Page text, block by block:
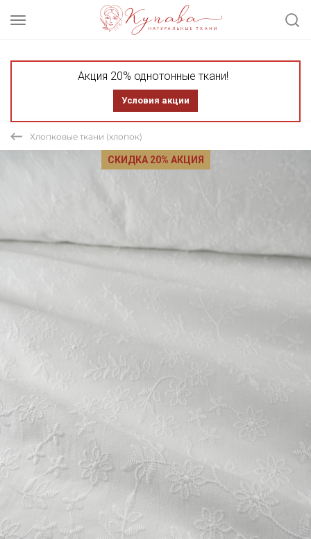
Акция 20% однотонные ткани!
Условия акции
Хлопковые ткани (хлопок)
СКИДКА 20% АКЦИЯ